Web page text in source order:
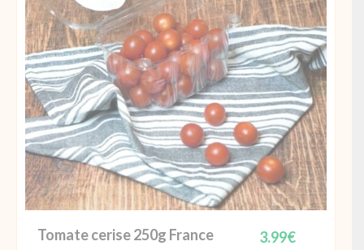
Tomate cerise 250g France 3.99€